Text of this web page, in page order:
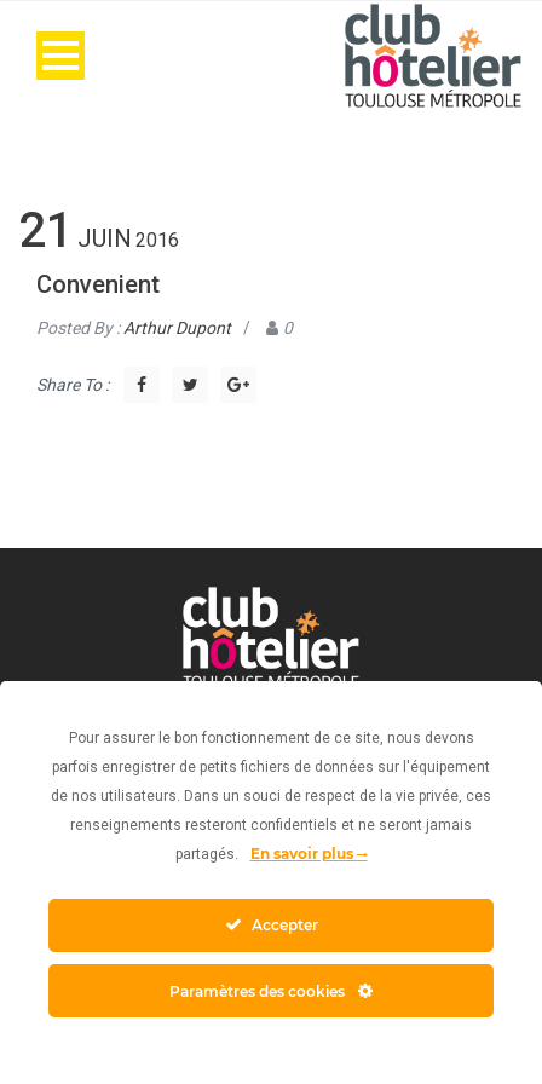
21 JUIN 2016
Convenient
Posted By :Arthur Dupont / 0
Share To :
Politique de confidentialité
Mentions légales
Conception web : ©Agence PGO
©Club Hôtelier Toulouse Métropole - 2023
Pour assurer le bon fonctionnement de ce site, nous devons
parfois enregistrer de petits fichiers de données sur l'équipement
de nos utilisateurs. Dans un souci de respect de la vie privée, ces
renseignements resteront confidentiels et ne seront jamais
partagés.
En savoir plus
Accepter
Paramètres des cookies